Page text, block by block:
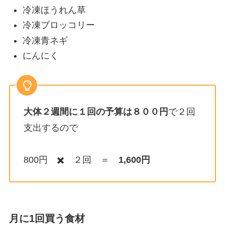
冷凍ほうれん草
冷凍ブロッコリー
冷凍青ネギ
にんにく
大体２週間に１回の予算は８００円 で２回
支出するので
800円 ✖️ ２回 ＝ 1,600円
月に1回買う食材